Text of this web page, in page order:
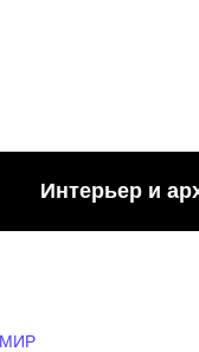
Интерьер и